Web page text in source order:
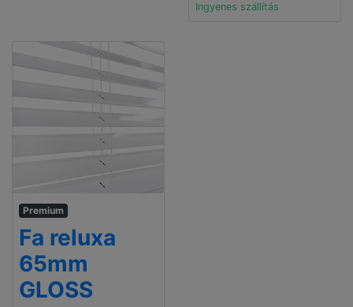
Ingyenes szállítás
Premium
Fa reluxa
65mm
GLOSS